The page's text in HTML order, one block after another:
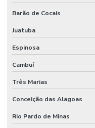
Barão de Cocais
Juatuba
Espinosa
Cambuí
Três Marias
Conceição das Alagoas
Rio Pardo de Minas